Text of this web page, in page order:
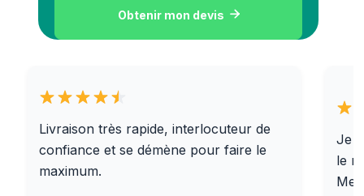
Obtenir mon devis 
Livraison très rapide, interlocuteur de
confiance et se démène pour faire le
maximum.
Je
le